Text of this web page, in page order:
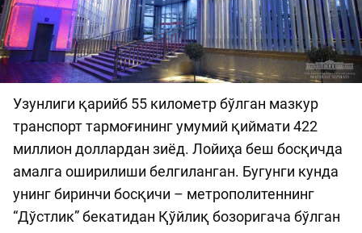
Узунлиги қарийб 55 километр бўлган мазкур
транспорт тармоғининг умумий қиймати 422
миллион доллардан зиёд. Лойиҳа беш босқичда
амалга оширилиши белгиланган. Бугунги кунда
унинг биринчи босқичи – метрополитеннинг
“Дўстлик” бекатидан Қўйлиқ бозоригача бўлган